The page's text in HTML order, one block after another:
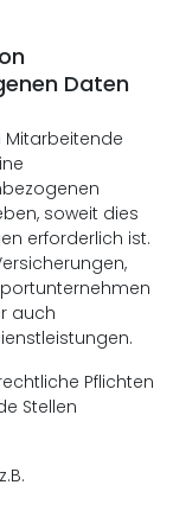
Daten
Mitarbeitende
soweit dies
erforderlich ist.
auch
Pflichten
Stellen